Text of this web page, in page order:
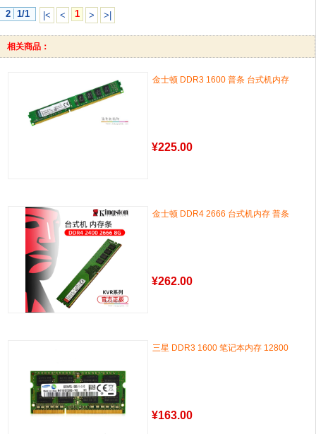
2 1/1 |< < 1 > >|
相关商品：
金士顿 DDR3 1600 普条 台式机内存
¥225.00
金士顿 DDR4 2666 台式机内存 普条
¥262.00
三星 DDR3 1600 笔记本内存 12800
¥163.00